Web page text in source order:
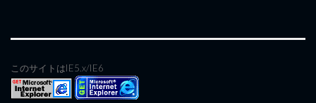
このサイトはIE5.x/IE6